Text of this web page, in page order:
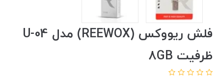
فلش ریووکس (REEWOX) مدل U-04
ظرفیت 8GB